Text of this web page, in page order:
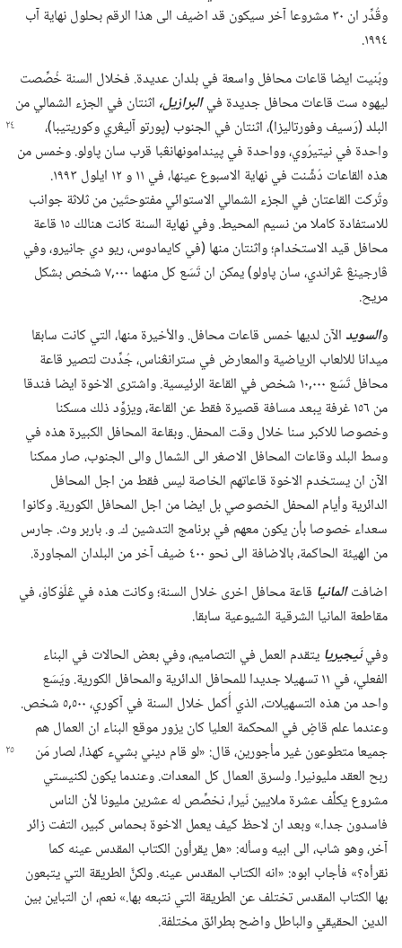
وقُدِّر ان ٣٠ مشروعا آخر سيكون قد اضيف الى هذا الرقم بحلول نهاية آب
١٩٩٤.‏
وبُنيت ايضا قاعات محافل واسعة في بلدان عديدة.‏ فخلال السنة خُصِّصت
ليهوه ست قاعات محافل جديدة فيالبرازيل،‏ اثنتان في الجزء الشمالي من
البلد (‏رَسيف وفورتاليزا)‏،‏ اثنتان في الجنوب (‏پورتوآليڠري وكوريتيبا)‏،‏
واحدة في نيتيرُوي،‏ وواحدة في پيندامونهانڠبا قرب سان پاولو.‏ وخمس من
هذه القاعات دُشِّنت في نهاية الاسبوع عينها،‏ في ١١ و ١٢ ايلول ١٩٩٣.‏
وتُركت القاعتان في الجزء الشمالي الاستوائي مفتوحتَين من ثلاثة جوانب
للاستفادة كاملا من نسيم المحيط.‏ وفي نهاية السنة كانت هنالك ١٥ قاعة
محافل قيد الاستخدام؛‏ واثنتان منها (‏في كايمادوس،‏ ريو دي جانيرو،‏ وفي
ڤارجينڠ ڠراندي،‏ سان پاولو)‏ يمكن ان تَسَع كل منهما ٠٠٠‏,٧ شخص بشكل
مريح.‏
والسويد الآن لديها خمس قاعات محافل.‏ والأخيرة منها،‏ التي كانت سابقا
ميدانا للالعاب الرياضية والمعارض في سترانڠناس،‏ جُدِّدت لتصير قاعة
محافل تَسَع ٠٠٠‏,١٠ شخص في القاعة الرئيسية.‏ واشترى الاخوة ايضا فندقا
من ١٥٦ غرفة يبعد مسافة قصيرة فقط عن القاعة،‏ ويزوِّد ذلك مسكنا
وخصوصا للاكبر سنا خلال وقت المحفل.‏ وبقاعة المحافل الكبيرة هذه في
وسط البلد وقاعات المحافل الاصغر الى الشمال والى الجنوب،‏ صار ممكنا
الآن ان يستخدم الاخوة قاعاتهم الخاصة ليس فقط من اجل المحافل
الدائرية وأيام المحفل الخصوصي بل ايضا من اجل المحافل الكورية.‏ وكانوا
سعداء خصوصا بأن يكون معهم في برنامج التدشين ك.‏ و.‏ باربر وث.‏ جارس
من الهيئة الحاكمة،‏ بالاضافة الى نحو ٤٠٠ ضيف آخر من البلدان المجاورة.‏
اضافتالمانيا قاعة محافل اخرى خلال السنة؛‏ وكانت هذه في ڠلَوْكاوْ،‏ في
مقاطعة المانيا الشرقية الشيوعية سابقا.‏
وفينَيجيريا يتقدم العمل في التصاميم،‏ وفي بعض الحالات في البناء
الفعلي،‏ في ١١ تسهيلا جديدا للمحافل الدائرية والمحافل الكورية.‏ ويَسَع
واحد من هذه التسهيلات،‏ الذي أُكمل خلال السنة في آكوري،‏ ٥٠٠‏,٥ شخص.‏
وعندما علم قاضٍ في المحكمة العليا كان يزور موقع البناء ان العمال هم
جميعا متطوعون غير مأجورين،‏ قال:‏ ‏«لو قام ديني بشيء كهذا،‏ لصار مَن
ربح العقد مليونيرا.‏ ولسرق العمال كل المعدات.‏ وعندما يكون لكنيستي
مشروع يكلِّف عشرة ملايين نَيرا،‏ نخصِّص له عشرين مليونا لأن الناس
فاسدون جدا.‏» وبعد ان لاحظ كيف يعمل الاخوة بحماس كبير،‏ التفت زائر
آخر،‏ وهو شاب،‏ الى ابيه وسأله:‏ «هل يقرأون الكتاب المقدس عينه كما
نقرأه؟‏» فأجاب ابوه:‏ «انه الكتاب المقدس عينه.‏ ولكنَّ الطريقة التي يتبعون
بها الكتاب المقدس تختلف عن الطريقة التي نتبعه بها.‏» نعم،‏ ان التباين بين
الدين الحقيقي والباطل واضح بطرائق مختلفة.‏